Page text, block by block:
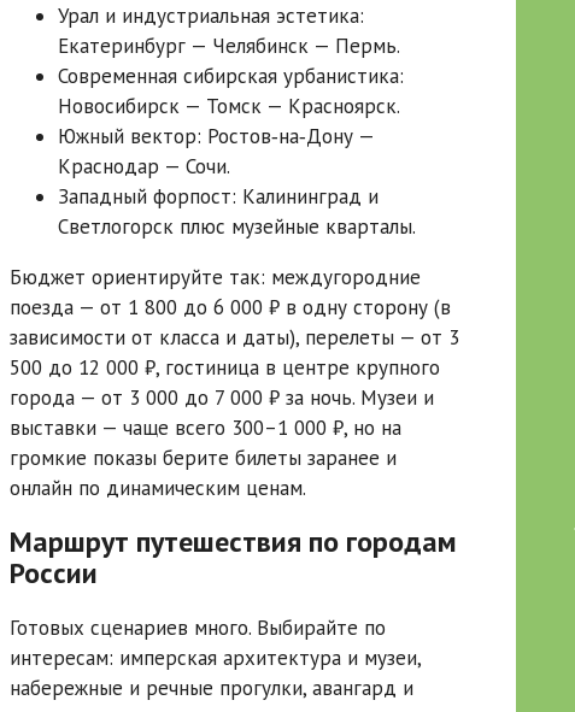
Урал и индустриальная эстетика:
Екатеринбург — Челябинск — Пермь.
Современная сибирская урбанистика:
Новосибирск — Томск — Красноярск.
Южный вектор: Ростов‑на‑Дону —
Краснодар — Сочи.
Западный форпост: Калининград и
Светлогорск плюс музейные кварталы.
Бюджет ориентируйте так: междугородние
поезда — от 1 800 до 6 000 ₽ в одну сторону (в
зависимости от класса и даты), перелеты — от 3
500 до 12 000 ₽, гостиница в центре крупного
города — от 3 000 до 7 000 ₽ за ночь. Музеи и
выставки — чаще всего 300–1 000 ₽, но на
громкие показы берите билеты заранее и
онлайн по динамическим ценам.
Маршрут путешествия по городам
России
Готовых сценариев много. Выбирайте по
интересам: имперская архитектура и музеи,
набережные и речные прогулки, авангард и